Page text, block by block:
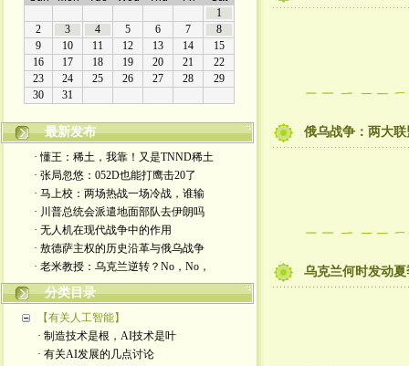
最新发布
· 懂王：稀土，我靠！又是TNND稀土
· 张局忽悠：052D也能打鹰击20了
· 马上校：两场热战一场冷战，谁输
· 川普总统会派遣地面部队去伊朗吗
· 无人机在现代战争中的作用
· 敖德萨主权的历史沿革与俄乌战争
· 老米教授：乌克兰逆转？No，No，
分类目录
【有关人工智能】
· 制造技术是根，AI技术是叶
· 有关AI发展的几点讨论
俄乌战争：两大
乌克兰何时发动